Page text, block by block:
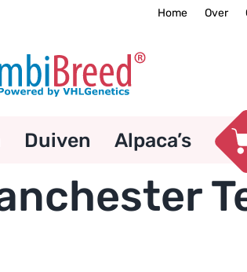
Home Over
Duiven Alpaca’s